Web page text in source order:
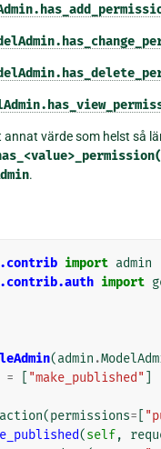
annat värde som helst så
.
import admin
import
(admin .
= "make_published"
action(permissions=
(self,